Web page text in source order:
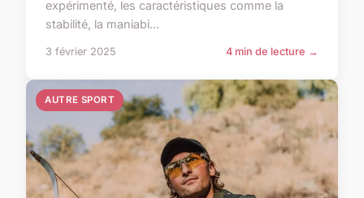
expérimenté, les caractéristiques comme la
stabilité, la maniabi...
3 février 2025 4 min de lecture →
AUTRE SPORT